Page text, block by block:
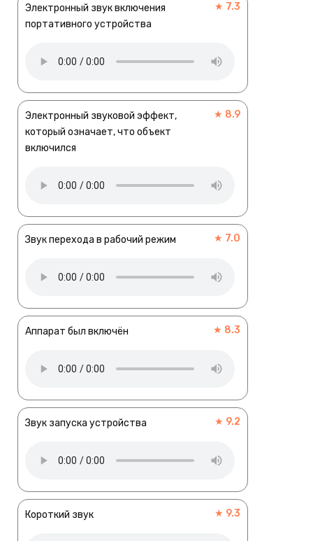
Электронный звук включения
портативного устройства
★ 7.3
Электронный звуковой эффект,
который означает, что объект
включился
★ 8.9
Звук перехода в рабочий режим ★ 7.0
Аппарат был включён ★ 8.3
Звук запуска устройства ★ 9.2
Короткий звук ★ 9.3